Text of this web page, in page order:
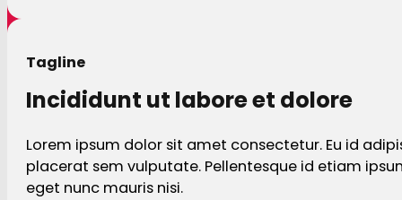
Tagline
Incididunt ut labore et dolore
Lorem ipsum dolor sit amet consectetur. Eu id
placerat sem vulputate. Pellentesque id etiam
eget nunc mauris nisi.